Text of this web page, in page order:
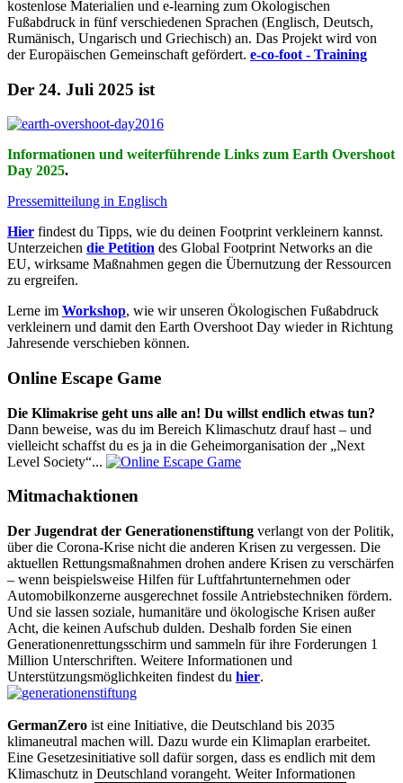
kostenlose Materialien und e-learning zum Ökologischen
Fußabdruck in fünf verschiedenen Sprachen (Englisch, Deutsch,
Rumänisch, Ungarisch und Griechisch) an. Das Projekt wird von
der Europäischen Gemeinschaft gefördert. e-co-foot - Training
Der 24. Juli 2025 ist
Informationen und weiterführende Links zum Earth Overshoot
Day 2025.
Pressemitteilung in Englisch
Hier findest du Tipps, wie du deinen Footprint verkleinern kannst.
Unterzeichen die Petition des Global Footprint Networks an die
EU, wirksame Maßnahmen gegen die Übernutzung der Ressourcen
zu ergreifen.
Lerne im Workshop, wie wir unseren Ökologischen Fußabdruck
verkleinern und damit den Earth Overshoot Day wieder in Richtung
Jahresende verschieben können.
Online Escape Game
Die Klimakrise geht uns alle an! Du willst endlich etwas tun?
Dann beweise, was du im Bereich Klimaschutz drauf hast – und
vielleicht schaffst du es ja in die Geheimorganisation der „Next
Level Society“...
Mitmachaktionen
Der Jugendrat der Generationenstiftung verlangt von der Politik,
über die Corona-Krise nicht die anderen Krisen zu vergessen. Die
aktuellen Rettungsmaßnahmen drohen andere Krisen zu verschärfen
– wenn beispielsweise Hilfen für Luftfahrtunternehmen oder
Automobilkonzerne ausgerechnet fossile Antriebstechniken fördern.
Und sie lassen soziale, humanitäre und ökologische Krisen außer
Acht, die keinen Aufschub dulden. Deshalb forden Sie einen
Generationenrettungsschirm und sammeln für ihre Forderungen 1
Million Unterschriften. Weitere Informationen und
Unterstützungsmöglichkeiten findest du hier.
GermanZero ist eine Initiative, die Deutschland bis 2035
klimaneutral machen will. Dazu wurde ein Klimaplan erarbeitet.
Eine Gesetzesinitiative soll dafür sorgen, dass es endlich mit dem
Klimaschutz in Deutschland vorangeht. Weiter Informationen